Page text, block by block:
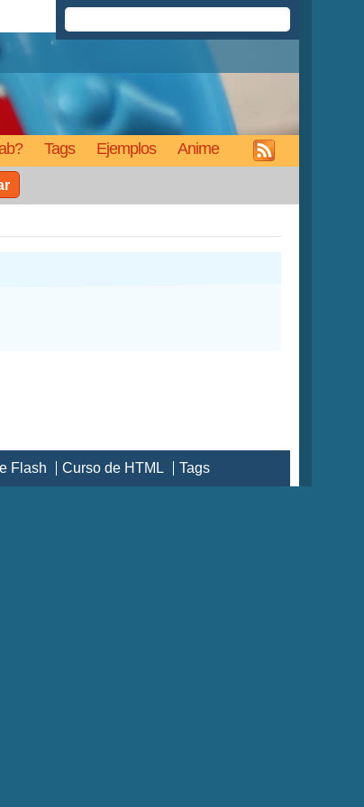
Tags Ejemplos Anime
Flash Curso de HTML Tags